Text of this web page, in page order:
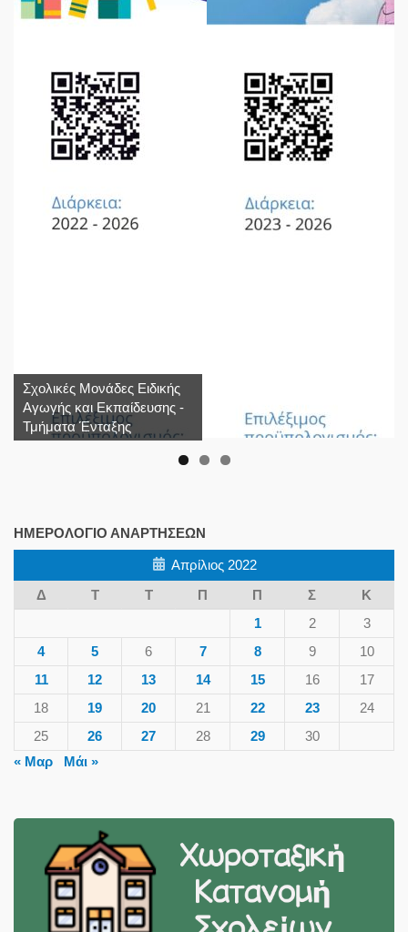
Σχολικές Μονάδες Ειδικής
Αγωγής και Εκπαίδευσης -
Τμήματα Ένταξης
ΗΜΕΡΟΛΌΓΙΟ ΑΝΑΡΤΉΣΕΩΝ
Απρίλιος 2022
Δ
Τ Τ Π Π Σ
Κ
1
2
3
4
5 6 7 8 9
10
11
12 13 14 15 16
17
18
19 20 21 22 23
24
25
26 27 28 29
30
« Μαρ
Μάι »